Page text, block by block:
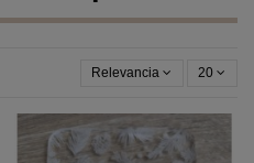
Relevancia 20